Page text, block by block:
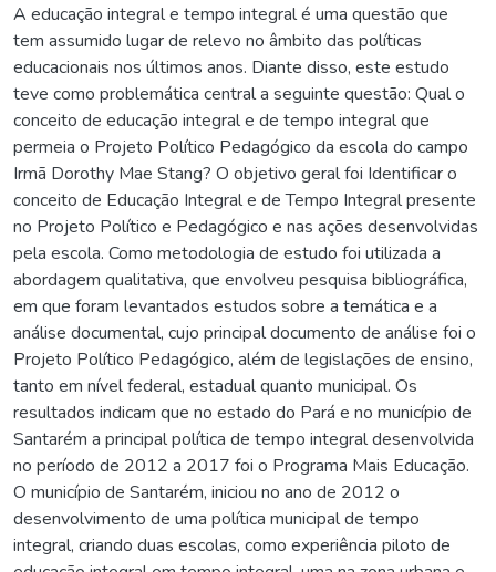
A educação integral e tempo integral é uma questão que
tem assumido lugar de relevo no âmbito das políticas
educacionais nos últimos anos. Diante disso, este estudo
teve como problemática central a seguinte questão: Qual o
conceito de educação integral e de tempo integral que
permeia o Projeto Político Pedagógico da escola do campo
Irmã Dorothy Mae Stang? O objetivo geral foi Identificar o
conceito de Educação Integral e de Tempo Integral presente
no Projeto Político e Pedagógico e nas ações desenvolvidas
pela escola. Como metodologia de estudo foi utilizada a
abordagem qualitativa, que envolveu pesquisa bibliográfica,
em que foram levantados estudos sobre a temática e a
análise documental, cujo principal documento de análise foi o
Projeto Político Pedagógico, além de legislações de ensino,
tanto em nível federal, estadual quanto municipal. Os
resultados indicam que no estado do Pará e no município de
Santarém a principal política de tempo integral desenvolvida
no período de 2012 a 2017 foi o Programa Mais Educação.
O município de Santarém, iniciou no ano de 2012 o
desenvolvimento de uma política municipal de tempo
integral, criando duas escolas, como experiência piloto de